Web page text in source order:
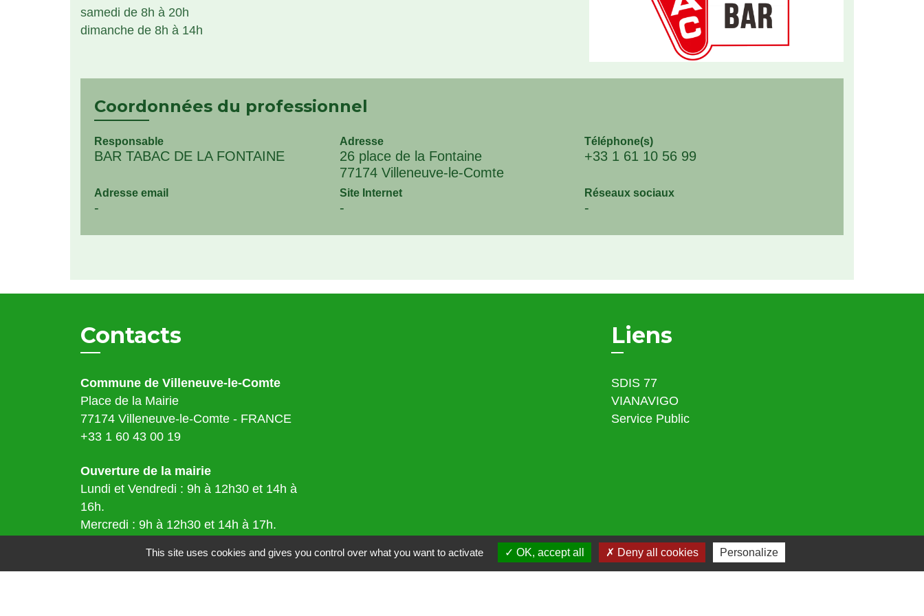
samedi de 8h à 20h
dimanche de 8h à 14h
Coordonnées du professionnel
Responsable
BAR TABAC DE LA FONTAINE
Adresse
26 place de la Fontaine
77174 Villeneuve-le-Comte
Téléphone(s)
+33 1 61 10 56 99
Adresse email
-
Site Internet
-
Réseaux sociaux
-
Contacts
Commune de Villeneuve-le-Comte
Place de la Mairie
77174 Villeneuve-le-Comte - FRANCE
+33 1 60 43 00 19
Ouverture de la mairie
Lundi et Vendredi : 9h à 12h30 et 14h à
16h.
Mercredi : 9h à 12h30 et 14h à 17h.
Adresse mail :
Liens
SDIS 77
VIANAVIGO
Service Public
This site uses cookies and gives you control over what you want to activate OK, accept all Deny all cookies Personalize